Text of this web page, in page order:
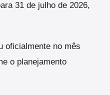
31 de julho de 2026,
oficialmente no mês
o planejamento